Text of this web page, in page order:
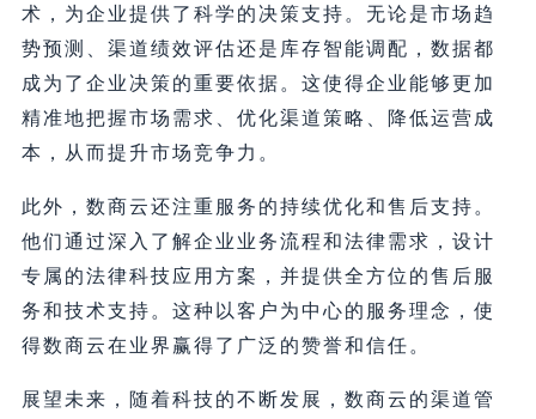
术，为企业提供了科学的决策支持。无论是市场趋
势预测、渠道绩效评估还是库存智能调配，数据都
成为了企业决策的重要依据。这使得企业能够更加
精准地把握市场需求、优化渠道策略、降低运营成
本，从而提升市场竞争力。
此外，数商云还注重服务的持续优化和售后支持。
他们通过深入了解企业业务流程和法律需求，设计
专属的法律科技应用方案，并提供全方位的售后服
务和技术支持。这种以客户为中心的服务理念，使
得数商云在业界赢得了广泛的赞誉和信任。
展望未来，随着科技的不断发展，数商云的渠道管